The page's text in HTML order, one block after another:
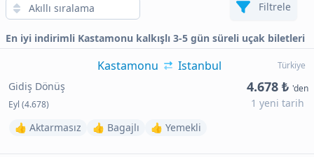
Filtrele
En iyi indirimli Kastamonu kalkışlı 3-5 gün süreli uçak biletleri
Türkiye
Kastamonu Istanbul
Gidiş Dönüş
Eyl (4.678)
4.678 ₺ 'den
1 yeni tarih
👍 Aktarmasız
👍 Bagajlı 👍 Yemekli